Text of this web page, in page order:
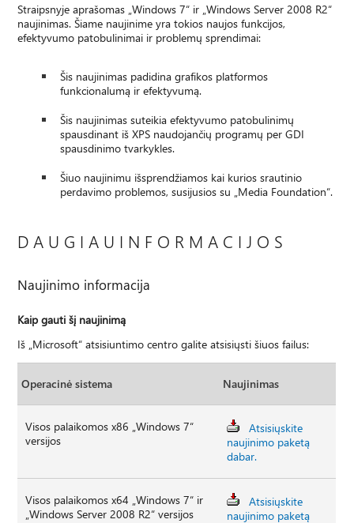
Straipsnyje aprašomas „Windows 7“ ir „Windows Server 2008 R2“
naujinimas. Šiame naujinime yra tokios naujos funkcijos,
efektyvumo patobulinimai ir problemų sprendimai:
Šis naujinimas padidina grafikos platformos
funkcionalumą ir efektyvumą.
Šis naujinimas suteikia efektyvumo patobulinimų
spausdinant iš XPS naudojančių programų per GDI
spausdinimo tvarkykles.
Šiuo naujinimu išsprendžiamos kai kurios srautinio
perdavimo problemos, susijusios su „Media Foundation“.
D A U G I A U I N F O R M A C I J O S
Naujinimo informacija
Kaip gauti šį naujinimą
Iš „Microsoft“ atsisiuntimo centro galite atsisiųsti šiuos failus:
Operacinė sistema Naujinimas
Visos palaikomos x86 „Windows 7“
versijos
Atsisiųskite
naujinimo paketą
dabar.
Visos palaikomos x64 „Windows 7“ ir
„Windows Server 2008 R2“ versijos
Atsisiųskite
naujinimo paketą